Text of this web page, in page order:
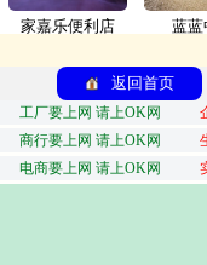
家嘉乐便利店 蓝蓝
返回首页
工厂要上网 请上OK网
商行要上网 请上OK网
电商要上网 请上OK网